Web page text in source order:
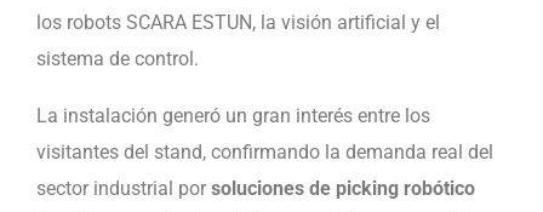
los robots SCARA ESTUN, la visión artificial y el
sistema de control.
La instalación generó un gran interés entre los
visitantes del stand, confirmando la demanda real del
sector industrial por soluciones de picking robótico